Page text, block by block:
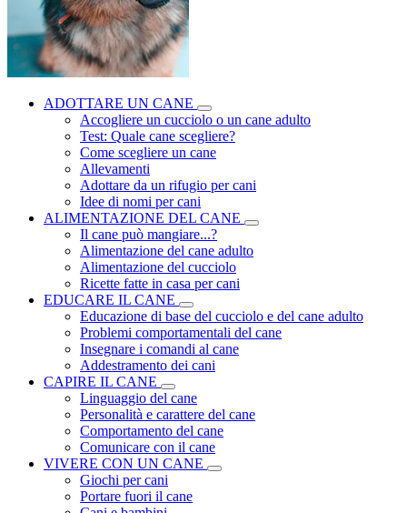
ADOTTARE UN CANE
Accogliere un cucciolo o un cane adulto
Test: Quale cane scegliere?
Come scegliere un cane
Allevamenti
Adottare da un rifugio per cani
Idee di nomi per cani
ALIMENTAZIONE DEL CANE
Il cane può mangiare...?
Alimentazione del cane adulto
Alimentazione del cucciolo
Ricette fatte in casa per cani
EDUCARE IL CANE
Educazione di base del cucciolo e del cane adulto
Problemi comportamentali del cane
Insegnare i comandi al cane
Addestramento dei cani
CAPIRE IL CANE
Linguaggio del cane
Personalità e carattere del cane
Comportamento del cane
Comunicare con il cane
VIVERE CON UN CANE
Giochi per cani
Portare fuori il cane